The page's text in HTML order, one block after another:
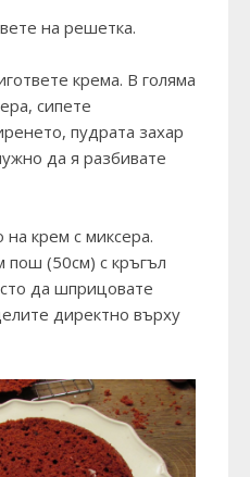
на решетка.
крема. В голяма
сипете
пудрата захар
да я разбивате
крем с миксера.
пош (50см) с кръгъл
да шприцовате
директно върху